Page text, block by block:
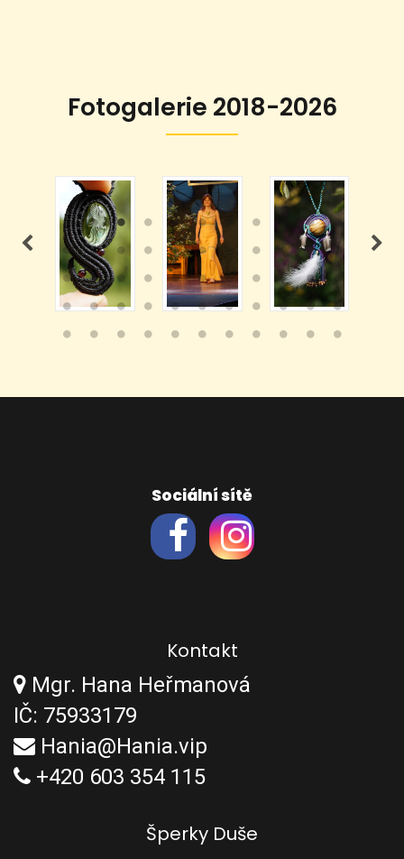
Fotogalerie 2018-2026
Sociální sítě
Kontakt
Mgr. Hana Heřmanová
IČ: 75933179
Hania@Hania.vip
+420 603 354 115
Šperky Duše